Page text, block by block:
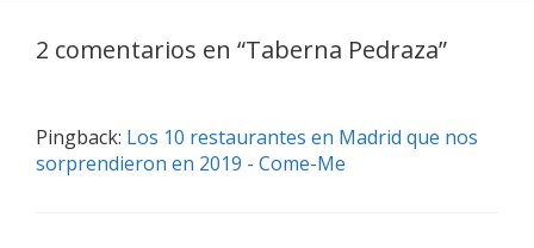
s
s
a
ó
n
2 comentarios en “Taberna Pedraza”
Pingback: Los 10 restaurantes en Madrid que nos
sorprendieron en 2019 - Come-Me